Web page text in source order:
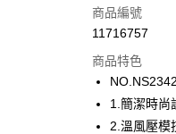
街口支付
ATM付款
運送方式
商品編號
11716757
商品特色
1.簡潔時尚
2.溫風壓模